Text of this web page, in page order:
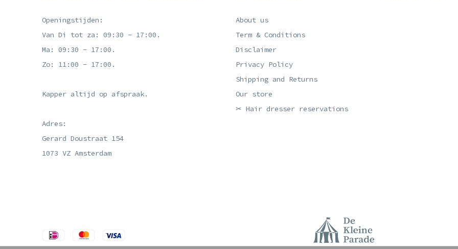
Openingstijden:
Van Di tot za: 09:30 - 17:00.
Ma: 09:30 - 17:00.
Zo: 11:00 - 17:00.
Kapper altijd op afspraak.
Adres:
Gerard Doustraat 154
1073 VZ Amsterdam
About us
Term & Conditions
Disclaimer
Privacy Policy
Shipping and Returns
Our store
✂ Hair dresser reservations